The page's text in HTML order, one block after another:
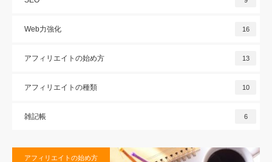
Web力強化 16
アフィリエイトの始め方 13
アフィリエイトの種類 10
雑記帳 6
アフィリエイトの始め方